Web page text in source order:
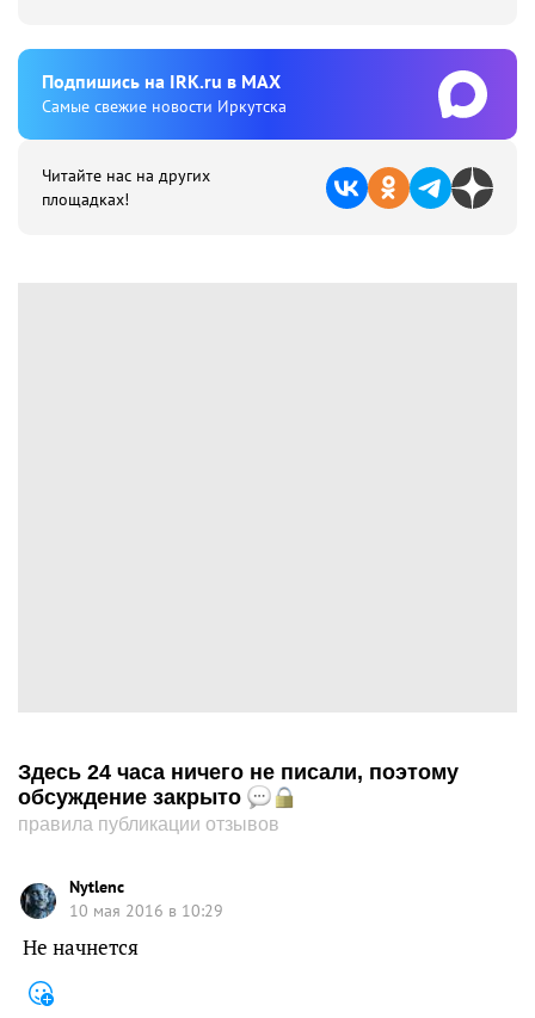
Подпишиcь на IRK.ru в MAX
Cамые свежие новости Иркутска
Читайте нас на других
площадках!
Здесь 24 часа ничего не писали, поэтому
обсуждение закрыто
правила публикации отзывов
Nytlenc
10 мая 2016 в 10:29
Не начнется